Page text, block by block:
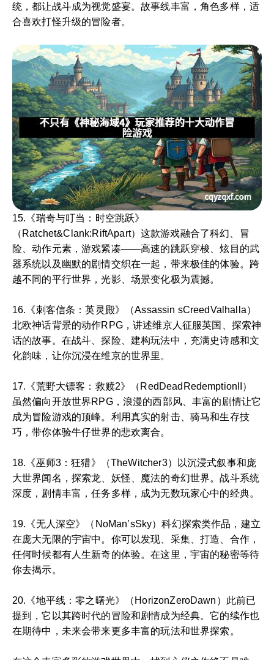
统，都让战斗成为视觉盛宴。故事线丰富，角色多样，适
合喜欢打怪升级的冒险者。
15.《瑞奇与叮当：时空跳跃》
（Ratchet&Clank:RiftApart）这款游戏融合了科幻、冒
险、动作元素，游戏紧凑——高速的跳跃穿梭、炫目的武
器系统以及幽默的剧情交织在一起，带来极佳的体验。跨
越不同的平行世界，光影、场景变化极为震撼。
16.《刺客信条：英灵殿》（Assassin sCreedValhalla）
北欧神话背景的动作RPG，讲述维京人征服英国、探索神
话的故事。在战斗、探险、建构玩法中，充满史诗感和文
化韵味，让你沉浸在维京的世界里。
17.《荒野大镖客：救赎2》（RedDeadRedemptionII）
虽然偏向开放世界RPG，浪漫的西部风、丰富的剧情让它
成为冒险游戏的顶峰。利用真实的射击、骑马和生存技
巧，带你体验牛仔世界的悲欢离合。
18.《巫师3：狂猎》（TheWitcher3）以沉浸式叙事和庞
大世界闻名，探索龙、妖怪、魔法的奇幻世界。战斗系统
深度，剧情丰富，任务多样，成为无数玩家心中的经典。
19.《无人深空》（NoMan’sSky）科幻探索类作品，建立
在庞大无限的宇宙中。你可以发现、采集、打造、合作，
任何时候都有人生新奇的体验。在这里，宇宙的秘密等待
你去揭示。
20.《地平线：零之曙光》（HorizonZeroDawn）此前已
提到，它以其跨时代的冒险和剧情成为经典。它的续作也
在期待中，未来会带来更多丰富的玩法和世界探索。